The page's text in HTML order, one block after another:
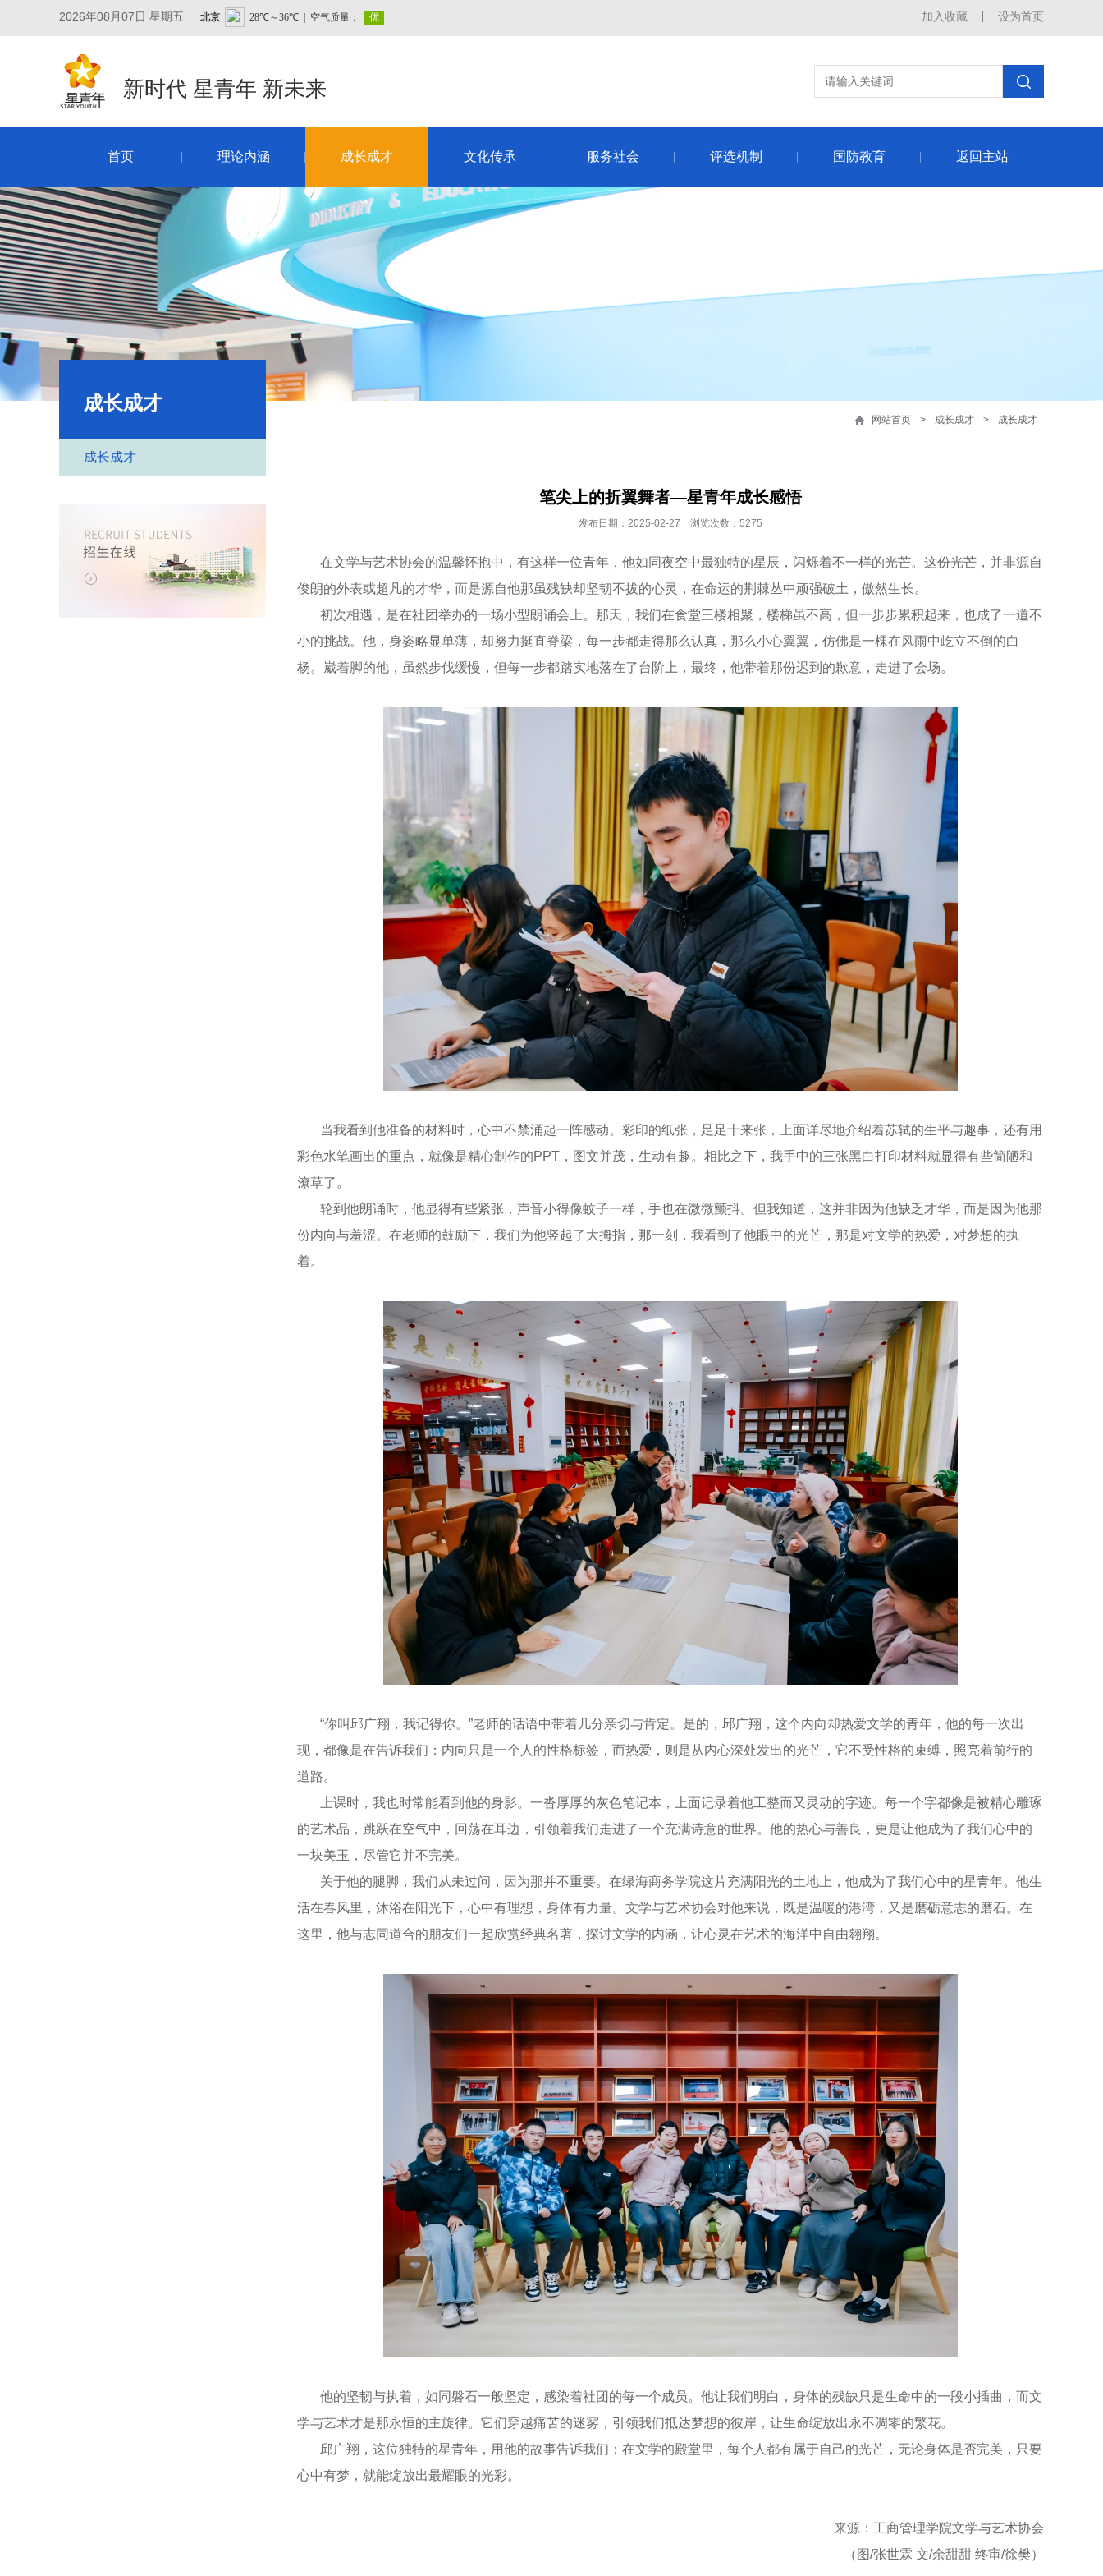
2026年08月07日 星期五 加入收藏 设为首页
新时代 星青年 新未来
首页 理论内涵 成长成才 文化传承 服务社会 评选机制 国防教育 返回主站
网站首页 > 成长成才 > 成长成才
成长成才
成长成才
​笔尖上的折翼舞者—星青年成长感悟
发布日期：2025-02-27 浏览次数：5275
在文学与艺术协会的温馨怀抱中，有这样一位青年，他如同夜空中最独特的星辰，闪烁着不一样的光芒。这份光芒，并非源自
俊朗的外表或超凡的才华，而是源自他那虽残缺却坚韧不拔的心灵，在命运的荆棘丛中顽强破土，傲然生长。
初次相遇，是在社团举办的一场小型朗诵会上。那天，我们在食堂三楼相聚，楼梯虽不高，但一步步累积起来，也成了一道不
小的挑战。他，身姿略显单薄，却努力挺直脊梁，每一步都走得那么认真，那么小心翼翼，仿佛是一棵在风雨中屹立不倒的白
杨。崴着脚的他，虽然步伐缓慢，但每一步都踏实地落在了台阶上，最终，他带着那份迟到的歉意，走进了会场。
当我看到他准备的材料时，心中不禁涌起一阵感动。彩印的纸张，足足十来张，上面详尽地介绍着苏轼的生平与趣事，还有用
彩色水笔画出的重点，就像是精心制作的PPT，图文并茂，生动有趣。相比之下，我手中的三张黑白打印材料就显得有些简陋和
潦草了。
轮到他朗诵时，他显得有些紧张，声音小得像蚊子一样，手也在微微颤抖。但我知道，这并非因为他缺乏才华，而是因为他那
份内向与羞涩。在老师的鼓励下，我们为他竖起了大拇指，那一刻，我看到了他眼中的光芒，那是对文学的热爱，对梦想的执
着。
“你叫邱广翔，我记得你。”老师的话语中带着几分亲切与肯定。是的，邱广翔，这个内向却热爱文学的青年，他的每一次出
现，都像是在告诉我们：内向只是一个人的性格标签，而热爱，则是从内心深处发出的光芒，它不受性格的束缚，照亮着前行的
道路。
上课时，我也时常能看到他的身影。一沓厚厚的灰色笔记本，上面记录着他工整而又灵动的字迹。每一个字都像是被精心雕琢
的艺术品，跳跃在空气中，回荡在耳边，引领着我们走进了一个充满诗意的世界。他的热心与善良，更是让他成为了我们心中的
一块美玉，尽管它并不完美。
关于他的腿脚，我们从未过问，因为那并不重要。在绿海商务学院这片充满阳光的土地上，他成为了我们心中的星青年。他生
活在春风里，沐浴在阳光下，心中有理想，身体有力量。文学与艺术协会对他来说，既是温暖的港湾，又是磨砺意志的磨石。在
这里，他与志同道合的朋友们一起欣赏经典名著，探讨文学的内涵，让心灵在艺术的海洋中自由翱翔。
他的坚韧与执着，如同磐石一般坚定，感染着社团的每一个成员。他让我们明白，身体的残缺只是生命中的一段小插曲，而文
学与艺术才是那永恒的主旋律。它们穿越痛苦的迷雾，引领我们抵达梦想的彼岸，让生命绽放出永不凋零的繁花。
邱广翔，这位独特的星青年，用他的故事告诉我们：在文学的殿堂里，每个人都有属于自己的光芒，无论身体是否完美，只要
心中有梦，就能绽放出最耀眼的光彩。
来源：工商管理学院文学与艺术协会
（图/张世霖 文/余甜甜 终审/徐樊）